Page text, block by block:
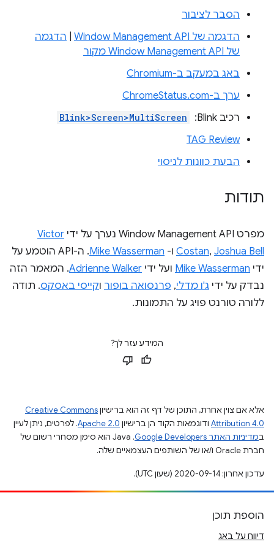
הסבר לציבור
הדגמה של Window Management API
הדגמה
של Window Management API מקור
באג במעקב ב-Chromium
ערך ב-ChromeStatus.com
רכיב Blink: ‏
Blink>Screen>MultiScreen
TAG Review
הבעת כוונות לניסוי
תודות
מפרט Window Management API נערך על ידי
Victor
Costan, Joshua Bell ו- Mike Wasserman
. ה-API הוטמע על
ידי Mike Wasserman ועל ידי Adrienne Walker. המאמר הזה
נבדק על ידי ג'ו מדלי, פרנסואה בופור וקייסי באסקס. תודה
ללורה טורנט פויג על התמונות.
המידע עזר לך?
אלא אם צוין אחרת, התוכן של דף זה הוא ברישיוןCreative Commons
Attribution 4.0 ודוגמאות הקוד הן ברישיון Apache 2.0. לפרטים, ניתן לעיין
במדיניות האתר Google Developers‏
.‏ Java הוא סימן מסחרי רשום של
חברת Oracle ו/או של השותפים העצמאיים שלה.
עדכון אחרון: 2020-09-14 (שעון UTC).
הוספת תוכן
דיווח על באג